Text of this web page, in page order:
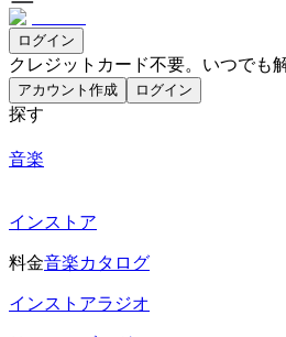
ログイン
クレジットカード不要。いつでも
アカウント作成 ログイン
探す
音楽
インストア
料金音楽カタログ
インストアラジオ